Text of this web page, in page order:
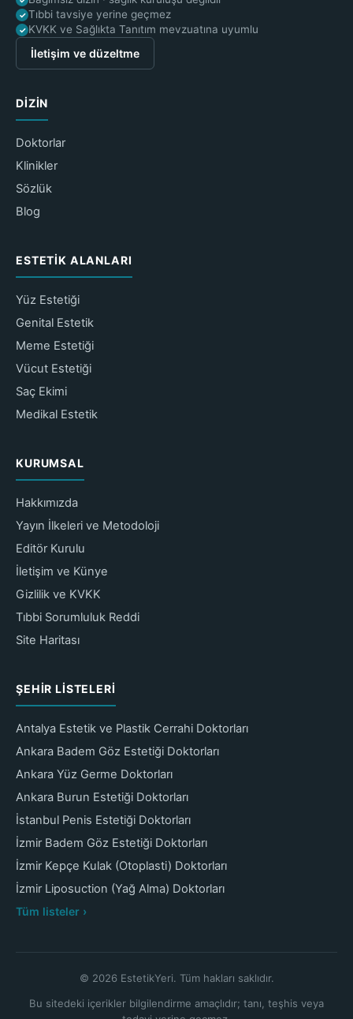
✓ Tıbbi tavsiye yerine geçmez
✓ KVKK ve Sağlıkta Tanıtım mevzuatına uyumlu
İletişim ve düzeltme
DIZIN
Doktorlar
Klinikler
Sözlük
Blog
ESTETIK ALANLARI
Yüz Estetiği
Genital Estetik
Meme Estetiği
Vücut Estetiği
Saç Ekimi
Medikal Estetik
KURUMSAL
Hakkımızda
Yayın İlkeleri ve Metodoloji
Editör Kurulu
İletişim ve Künye
Gizlilik ve KVKK
Tıbbi Sorumluluk Reddi
Site Haritası
ŞEHIR LISTELERI
Antalya Estetik ve Plastik Cerrahi Doktorları
Ankara Badem Göz Estetiği Doktorları
Ankara Yüz Germe Doktorları
Ankara Burun Estetiği Doktorları
İstanbul Penis Estetiği Doktorları
İzmir Badem Göz Estetiği Doktorları
İzmir Kepçe Kulak (Otoplasti) Doktorları
İzmir Liposuction (Yağ Alma) Doktorları
Tüm listeler ›
© 2026 EstetikYeri. Tüm hakları saklıdır.
Bu sitedeki içerikler bilgilendirme amaçlıdır; tanı, teşhis veya